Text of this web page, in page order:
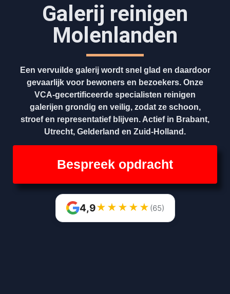
Galerij reinigen
Molenlanden
Een vervuilde galerij wordt snel glad en daardoor
gevaarlijk voor bewoners en bezoekers. Onze
VCA-gecertificeerde specialisten reinigen
galerijen grondig en veilig, zodat ze schoon,
stroef en representatief blijven. Actief in Brabant,
Utrecht, Gelderland en Zuid-Holland.
Bespreek opdracht
4,9★ ★ ★ ★ ★ (65)